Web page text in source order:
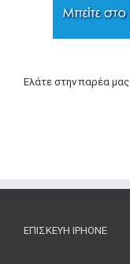
Ελάτε στην παρέα μας
ΕΠΙΣΚΕΥΉ IPHONE